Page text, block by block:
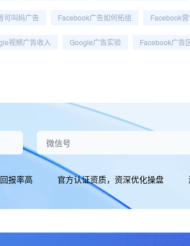
可叫妈广告 Facebook广告如何拓组 Facebook
视频广告收入 Google广告实验 Facebook广告
报率高 官方认证资质，资深优化操盘